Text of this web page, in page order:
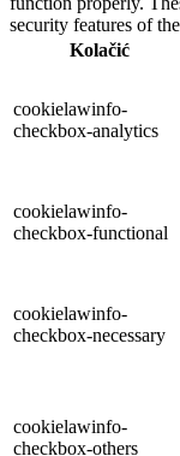
security features of
Kolačić
cookielawinfo-
checkbox-analytics
cookielawinfo-
checkbox-functional
cookielawinfo-
checkbox-necessary
cookielawinfo-
checkbox-others